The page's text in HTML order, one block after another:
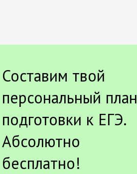
Составим твой
персональный план
подготовки к ЕГЭ.
Абсолютно
бесплатно!